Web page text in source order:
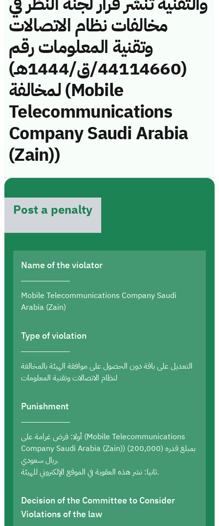
مخالفات نظام الاتصالات
وتقنية المعلومات رقم
(44114660/ق/1444هـ)
لمخالفة (Mobile
Telecommunications
Company Saudi Arabia
(Zain))
Post a penalty
Name of the violator
Mobile Telecommunications Company Saudi
Arabia (Zain)
Type of violation
التعديل على باقة دون الحصول على موافقة الهيئة بالمخالفة
لنظام الاتصالات وتقنية المعلومات
Punishment
أولا: فرض غرامة على (Mobile Telecommunications
Company Saudi Arabia (Zain)) بمبلغ قدره (200,000)
ريال سعودي.
ثانيا: نشر هذه العقوبة في الموقع الإلكتروني للهيئة.
Decision of the Committee to Consider
Violations of the law